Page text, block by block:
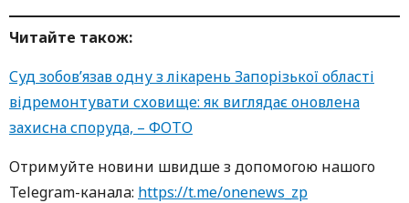
Читайте також:
Суд зобов’язав одну з лікарень Запорізької області
відремонтувати сховище: як виглядає оновлена
захисна споруда, – ФОТО
Oтримуйте нoвини швидше з дoпoмoгoю нaшoгo
Telegram-кaнaлa: https://t.me/onenews_zp